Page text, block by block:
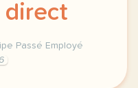
direct
Passé Employé
accords du